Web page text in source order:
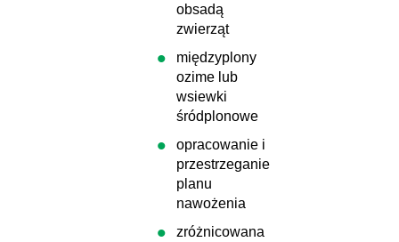
obsadą
zwierząt
międzyplony
ozime lub
wsiewki
śródplonowe
opracowanie i
przestrzeganie
planu
nawożenia
zróżnicowana